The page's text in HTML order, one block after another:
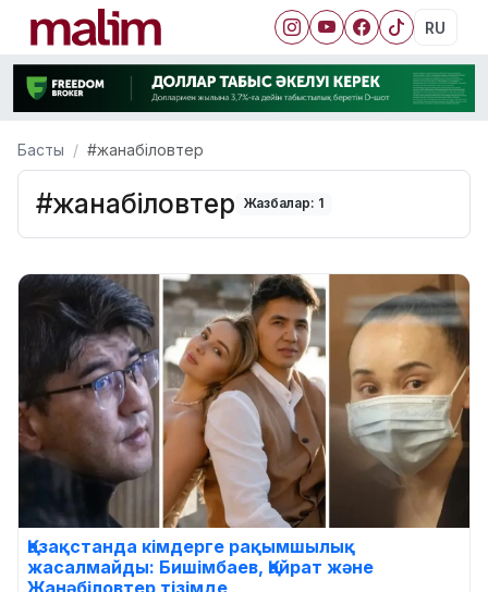
RU
Басты #жанабіловтер
#жанабіловтер Жазбалар: 1
Қазақстанда кімдерге рақымшылық
жасалмайды: Бишімбаев, Қайрат және
Жанәбіловтер тізімде